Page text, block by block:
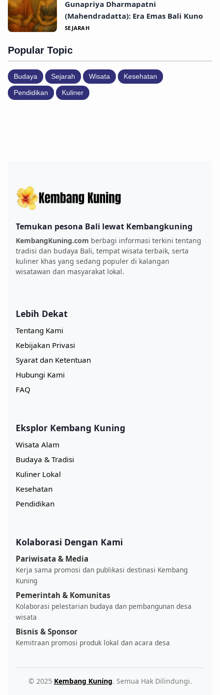
Gunapriya Dharmapatni
(Mahendradatta): Era Emas Bali Kuno
SEJARAH
Popular Topic
Budaya Sejarah Wisata Kesehatan
Pendidikan Kuliner
Temukan pesona Bali lewat Kembangkuning
KembangKuning.com berbagi informasi terkini tentang
tradisi dan budaya Bali, tempat wisata terbaik, serta
kuliner khas yang sedang populer di kalangan
wisatawan dan masyarakat lokal.
Lebih Dekat
Tentang Kami
Kebijakan Privasi
Syarat dan Ketentuan
Hubungi Kami
FAQ
Eksplor Kembang Kuning
Wisata Alam
Budaya & Tradisi
Kuliner Lokal
Kesehatan
Pendidikan
Kolaborasi Dengan Kami
Pariwisata & Media
Kerja sama promosi dan publikasi destinasi Kembang
Kuning
Pemerintah & Komunitas
Kolaborasi pelestarian budaya dan pembangunan desa
wisata
Bisnis & Sponsor
Kemitraan promosi produk lokal dan acara desa
© 2025 Kembang Kuning. Semua Hak Dilindungi.